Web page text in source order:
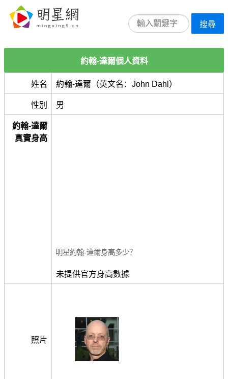
搜尋
約翰-達爾個人資料
姓名 約翰-達爾（英文名：John Dahl）
性別 男
約翰-達爾
真實身高
明星約翰-達爾身高多少？
未提供官方身高數據
照片